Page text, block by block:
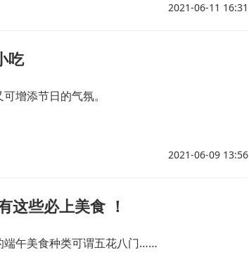
2021-06-11 16:31
吃
增添节日的气氛。
2021-06-09 13:56
这些必上美食 ！
端午美食种类可谓五花八门……